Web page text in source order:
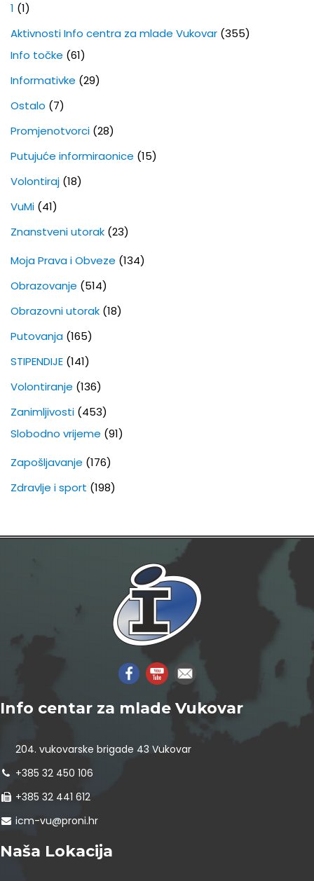
1 (1)
Aktivnosti Info centra za mlade Vukovar (355)
Info točke (61)
Informativke (29)
Ostalo (7)
Promjenotvorci (28)
Putujuće informiraonice (15)
Volontiraj (18)
VuMi (41)
Znanstveni utorak (23)
Moja Prava i Obveze (134)
Obrazovanje (514)
Obrazovni utorak (18)
Putovanja (165)
STIPENDIJE (141)
Volontiranje (136)
Zanimljivosti (453)
Slobodno vrijeme (91)
Zapošljavanje (176)
Zdravlje i sport (198)
Info centar za mlade Vukovar
204. vukovarske brigade 43 Vukovar
+385 32 450 106
+385 32 441 612
icm-vu@proni.hr
Naša Lokacija